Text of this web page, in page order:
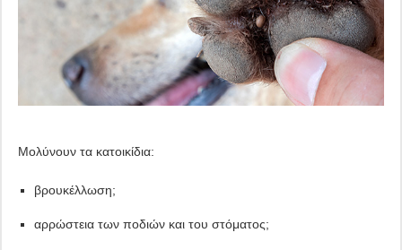
Μολύνουν τα κατοικίδια:
βρουκέλλωση;
αρρώστεια των ποδιών και του στόματος;